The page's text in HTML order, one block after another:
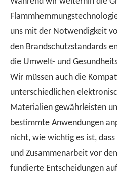
uns mit der Notwendigkeit
den Brandschutzstandards
die Umwelt- und
Wir müssen auch die
unterschiedlichen
Materialien gewährleisten
bestimmte Anwendungen
nicht, wie wichtig es ist,
und Zusammenarbeit vor
fundierte Entscheidungen